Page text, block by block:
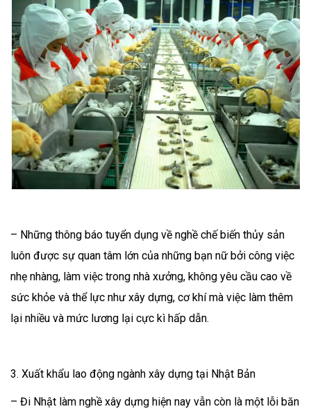
– Những thông báo tuyển dụng về nghề chế biến thủy sản
luôn được sự quan tâm lớn của những bạn nữ bởi công việc
nhẹ nhàng, làm việc trong nhà xưởng, không yêu cầu cao về
sức khỏe và thể lực như xây dựng, cơ khí mà việc làm thêm
lại nhiều và mức lương lại cực kì hấp dẫn.
3. Xuất khẩu lao động ngành xây dựng tại Nhật Bản
– Đi Nhật làm nghề xây dựng hiện nay vẫn còn là một lỗi băn